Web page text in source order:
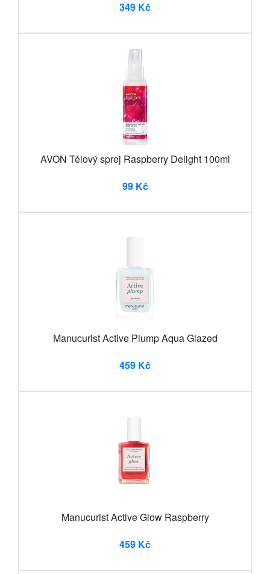
349 Kč
AVON Tělový sprej Raspberry Delight 100ml
99 Kč
Manucurist Active Plump Aqua Glazed
459 Kč
Manucurist Active Glow Raspberry
459 Kč